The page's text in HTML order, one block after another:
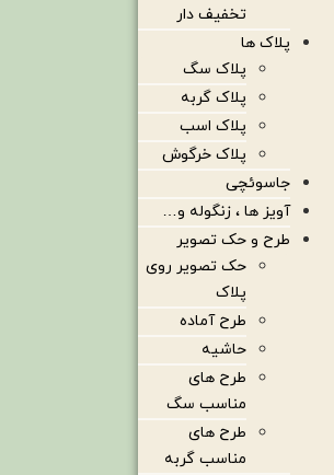
تخفیف دار
پلاک ها
پلاک سگ
پلاک گربه
پلاک اسب
پلاک خرگوش
جاسوئچی
آویز ها ، زنگوله و…
طرح و حک تصویر
حک تصویر روی
پلاک
طرح آماده
حاشیه
طرح های
مناسب سگ
طرح های
مناسب گربه